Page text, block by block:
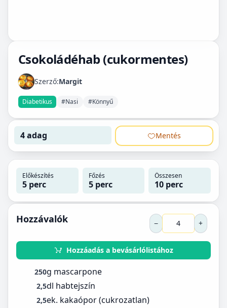
Csokoládéhab (cukormentes)
Szerző:Margit
Diabetikus #Nasi #Könnyű
4 adag Mentés
Előkészítés
5 perc
Főzés
5 perc
Összesen
10 perc
Hozzávalók − +
Hozzáadás a bevásárlólistához
250g mascarpone
2,5dl habtejszín
2,5ek. kakaópor (cukrozatlan)